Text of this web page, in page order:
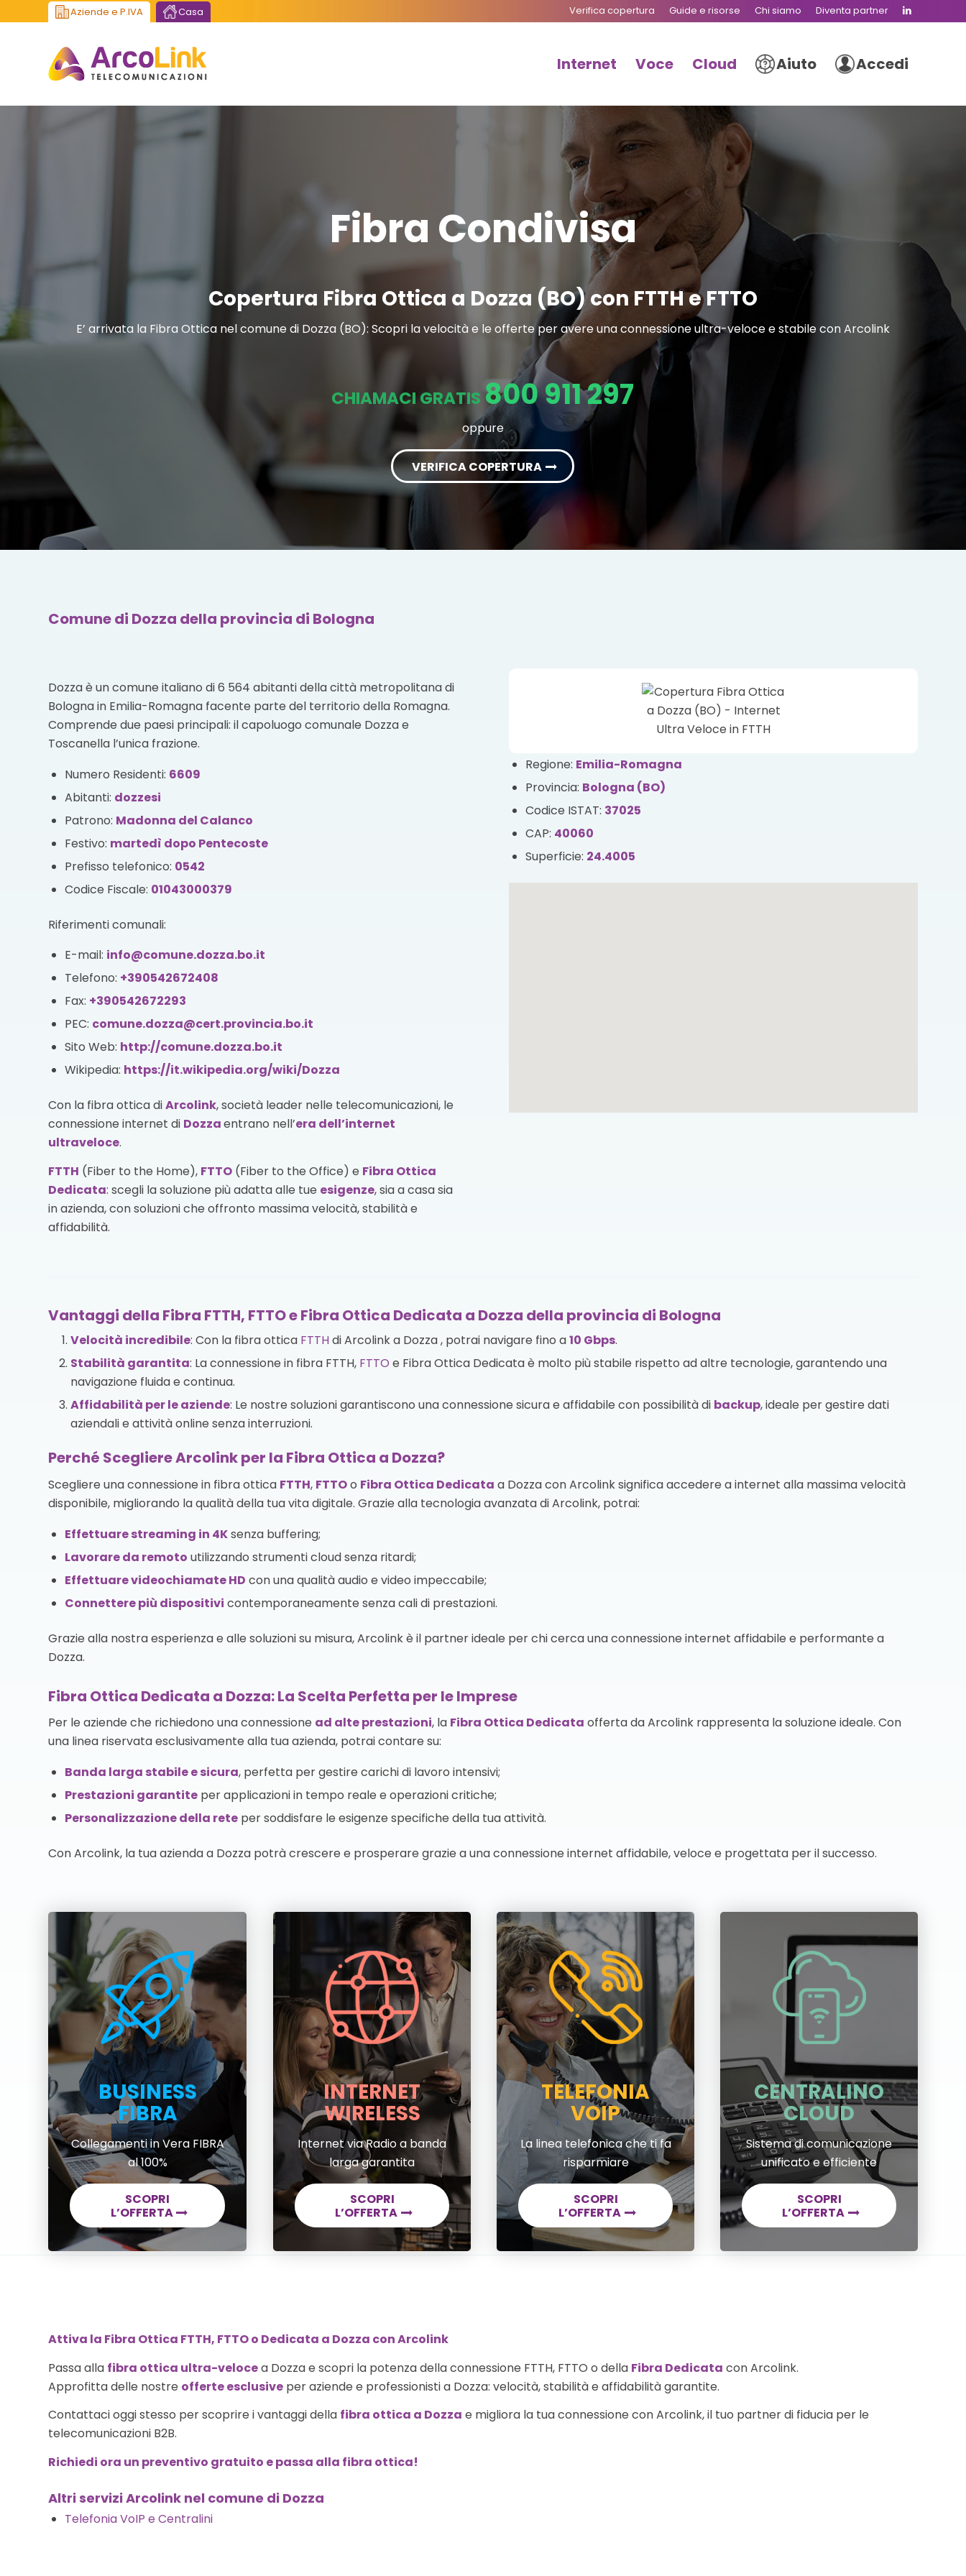
Verifica copertura Guide e risorse Chi siamo Diventa partner
Aziende e P.IVA Casa
Internet Voce Cloud Aiuto Accedi
Fibra Condivisa
Copertura Fibra Ottica a Dozza (BO) con FTTH e FTTO
E’ arrivata la Fibra Ottica nel comune di Dozza (BO): Scopri la velocità e le offerte per avere una connessione ultra-veloce e stabile con Arcolink
CHIAMACI GRATIS 800 911 297
oppure
VERIFICA COPERTURA
Comune di Dozza della provincia di Bologna
Dozza è un comune italiano di 6 564 abitanti della città metropolitana di
Bologna in Emilia-Romagna facente parte del territorio della Romagna.
Comprende due paesi principali: il capoluogo comunale Dozza e
Toscanella l’unica frazione.
Numero Residenti: 6609
Abitanti: dozzesi
Patrono: Madonna del Calanco
Festivo: martedì dopo Pentecoste
Prefisso telefonico: 0542
Codice Fiscale: 01043000379
Riferimenti comunali:
E-mail: info@comune.dozza.bo.it
Telefono: +390542672408
Fax: +390542672293
PEC: comune.dozza@cert.provincia.bo.it
Sito Web: http://comune.dozza.bo.it
Wikipedia: https://it.wikipedia.org/wiki/Dozza
Con la fibra ottica diArcolink, società leader nelle telecomunicazioni, le
connessione internet di Dozzaentrano nell’era dell’internet
ultraveloce.
FTTH (Fiber to the Home), FTTO (Fiber to the Office) e Fibra Ottica
Dedicata: scegli la soluzione più adatta alle tue esigenze, sia a casa sia
in azienda, con soluzioni che offronto massima velocità, stabilità e
affidabilità.
Regione: Emilia-Romagna
Provincia: Bologna (BO)
Codice ISTAT: 37025
CAP: 40060
Superficie: 24.4005
Vantaggi della Fibra FTTH, FTTO e Fibra Ottica Dedicata a Dozza della provincia di Bologna
Velocità incredibile: Con la fibra ottica FTTHdi Arcolink a Dozza , potrai navigare fino a10 Gbps.
Stabilità garantita: La connessione in fibra FTTH, FTTO e Fibra Ottica Dedicata è molto più stabile rispetto ad altre tecnologie, garantendo una
navigazione fluida e continua.
Affidabilità per le aziende: Le nostre soluzioni garantiscono una connessione sicura e affidabile con possibilità di backup, ideale per gestire dati
aziendali e attività online senza interruzioni.
Perché Scegliere Arcolink per la Fibra Ottica a Dozza?
Scegliere una connessione in fibra ottica FTTH, FTTOo Fibra Ottica Dedicata a Dozza con Arcolink significa accedere a internet alla massima velocità
disponibile, migliorando la qualità della tua vita digitale. Grazie alla tecnologia avanzata di Arcolink, potrai:
Effettuare streaming in 4Ksenza buffering;
Lavorare da remoto utilizzando strumenti cloud senza ritardi;
Effettuare videochiamate HD con una qualità audio e video impeccabile;
Connettere più dispositivi contemporaneamente senza cali di prestazioni.
Grazie alla nostra esperienza e alle soluzioni su misura, Arcolink è il partner ideale per chi cerca una connessione internet affidabile e performante a
Dozza.
Fibra Ottica Dedicata a Dozza: La Scelta Perfetta per le Imprese
Per le aziende che richiedono una connessione ad alte prestazioni, la Fibra Ottica Dedicata offerta da Arcolink rappresenta la soluzione ideale. Con
una linea riservata esclusivamente alla tua azienda, potrai contare su:
Banda larga stabile e sicura, perfetta per gestire carichi di lavoro intensivi;
Prestazioni garantite per applicazioni in tempo reale e operazioni critiche;
Personalizzazione della rete per soddisfare le esigenze specifiche della tua attività.
Con Arcolink, la tua azienda a Dozza potrà crescere e prosperare grazie a una connessione internet affidabile, veloce e progettata per il successo.
BUSINESS
FIBRA
Collegamenti in Vera FIBRA
al 100%
SCOPRI
L’OFFERTA
INTERNET
WIRELESS
Internet via Radio a banda
larga garantita
SCOPRI
L’OFFERTA
TELEFONIA
VOIP
La linea telefonica che ti fa
risparmiare
SCOPRI
L’OFFERTA
CENTRALINO
CLOUD
Sistema di comunicazione
unificato e efficiente
SCOPRI
L’OFFERTA
Attiva la Fibra Ottica FTTH, FTTO o Dedicata a Dozza con Arcolink
Passa alla fibra ottica ultra-velocea Dozza e scopri la potenza della connessione FTTH, FTTO o della Fibra Dedicata con Arcolink.
Approfitta delle nostre offerte esclusive per aziende e professionisti a Dozza: velocità, stabilità e affidabilità garantite.
Contattaci oggi stesso per scoprire i vantaggi della fibra ottica a Dozza e migliora la tua connessione con Arcolink, il tuo partner di fiducia per le
telecomunicazioni B2B.
Richiedi ora un preventivo gratuito e passa alla fibra ottica!
Altri servizi Arcolink nel comune di Dozza
Telefonia VoIP e Centralini